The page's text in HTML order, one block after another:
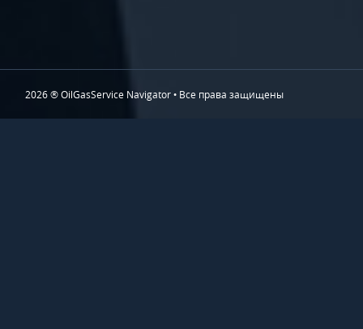
2026 ® OilGasService Navigator • Все права защищены